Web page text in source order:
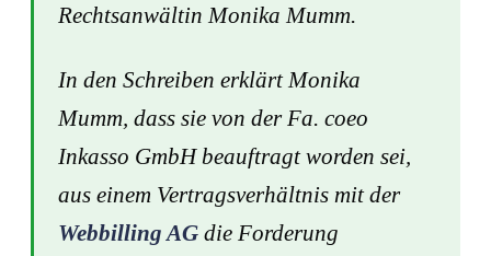
Rechtsanwältin Monika Mumm.
In den Schreiben erklärt Monika
Mumm, dass sie von der Fa. coeo
Inkasso GmbH beauftragt worden sei,
aus einem Vertragsverhältnis mit der
Webbilling AG die Forderung